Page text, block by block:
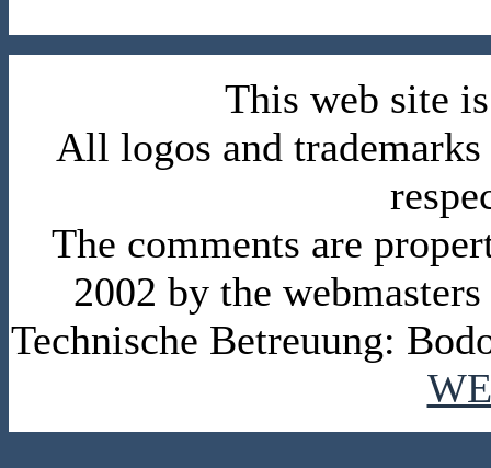
This web site
All logos and
The comments are
2002 by the
Technische Betreuung: